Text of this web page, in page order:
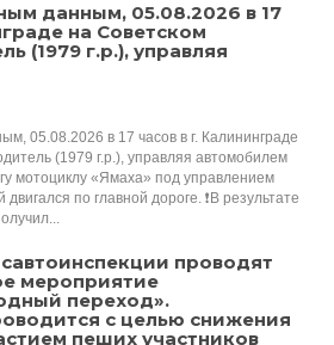
данным, 05.08.2026 в 17
на Советском
(1979 г.р.), управляя
05.08.2026 в 17 часов в г. Калининграде
(1979 г.р.), управляя автомобилем
мотоциклу «Ямаха» под управлением
по главной дороге. ❗️В результате
проводят
мероприятие
переход».
с целью снижения
пеших участников